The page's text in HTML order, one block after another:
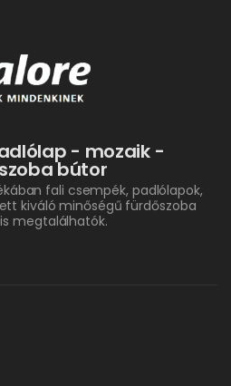
- mozaik -
bútor
fali csempék, padlólapok,
kiváló minőségű fürdőszoba
megtalálhatók.